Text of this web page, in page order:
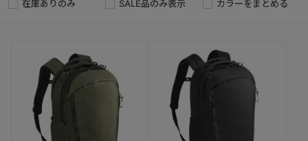
在庫ありのみ カラーをまとめる
SALE品のみ表示